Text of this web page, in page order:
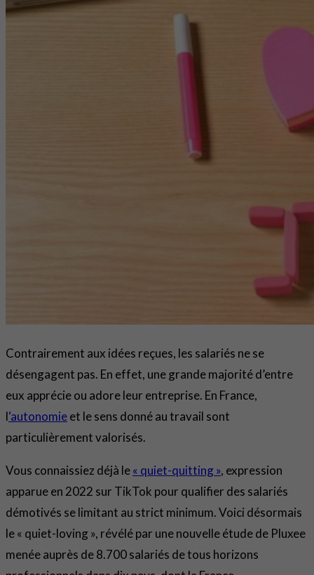
Contrairement aux idées reçues, les salariés ne se
désengagent pas. En effet, une grande majorité d’entre
eux apprécie ou adore leur entreprise. En France,
l‘autonomieet le sens donné au travail sont
particulièrement valorisés.
Vous connaissiez déjà le« quiet-quitting », expression
apparue en 2022 sur TikTok pour qualifier des salariés
démotivés se limitant au strict minimum. Voici désormais
le « quiet-loving », révélé par une nouvelle étude de Pluxee
menée auprès de 8.700 salariés de tous horizons